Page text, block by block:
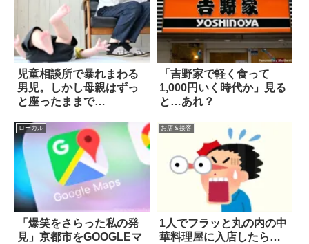
児童相談所で暴れまわる
男児。しかし母親はずっ
と座ったままで…
「吉野家で軽く食って
1,000円いく時代か」見る
と…あれ？
ローカル
「爆笑をさらった私の発
見」京都市をGOOGLEマ
お店＆接客
1人でフラッと丸の内の中
華料理屋に入店したら…